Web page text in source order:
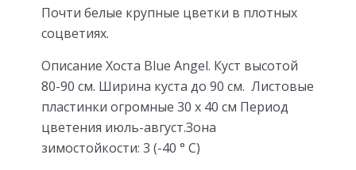
Почти белые крупные цветки в плотных
соцветиях.
Описание Хоста Blue Angel. Куст высотой
80-90 см. Ширина куста до 90 см. Листовые
пластинки огромные 30 х 40 см Период
цветения июль-август.Зона
зимостойкости: 3 (-40 ° С)